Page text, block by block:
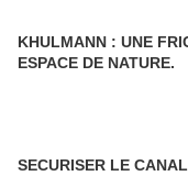
KHULMANN : UNE
ESPACE DE NATURE.
SECURISER LE